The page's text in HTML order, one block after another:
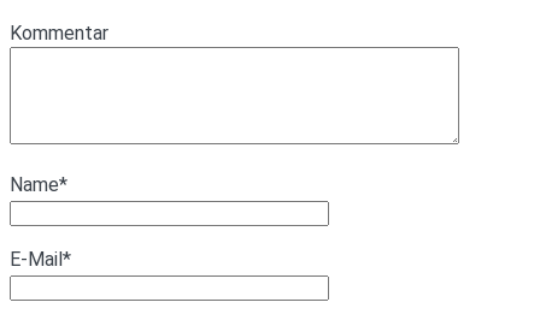
Kommentar
Name*
E-Mail *